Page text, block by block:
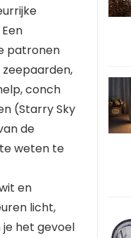
patronen
conch
(Starry Sky
de
weten te
en
licht,
het gevoel